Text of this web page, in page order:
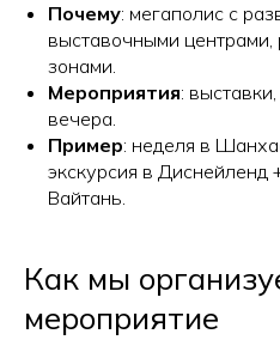
Почему: мегаполис с
выставочными
зонами.
Мероприятия:
вечера.
Пример: неделя в
экскурсия в
Вайтань.
Как мы
мероприятие